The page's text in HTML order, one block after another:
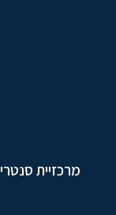
מרכזיית